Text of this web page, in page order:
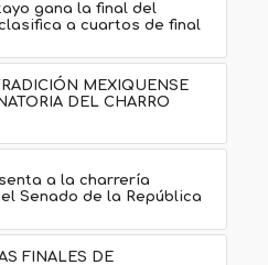
gana la final del
a cuartos de final
MEXIQUENSE
DEL CHARRO
a la charrería
Senado de la República
FINALES DE